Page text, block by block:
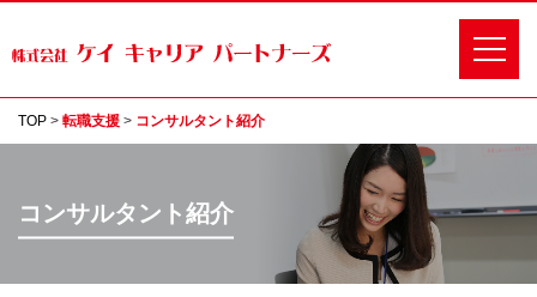
TOP > 転職支援 > コンサルタント紹介
コンサルタント紹介